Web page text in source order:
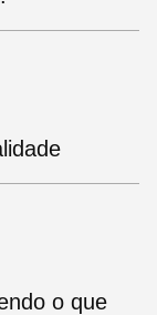
o que